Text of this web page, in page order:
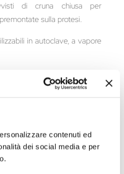
contenuti ed
dei social media e per
di cruna chiusa per
sulla protesi.
in autoclave, a vapore